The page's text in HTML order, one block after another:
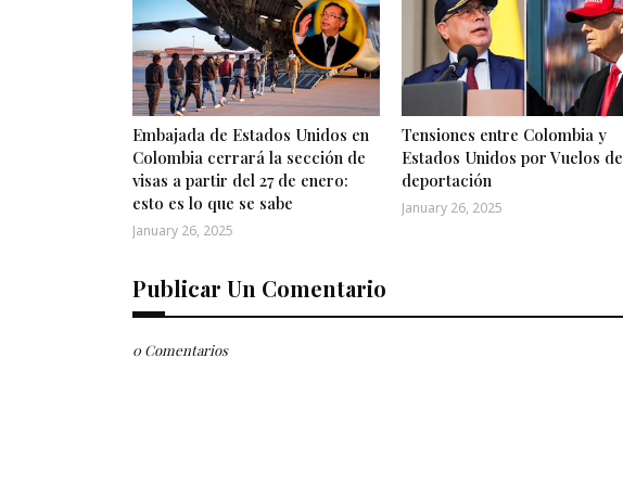
0
s
e
c
n
o
1
m
Embajada de Estados Unidos en
Colombia cerrará la sección de
visas a partir del 27 de enero:
esto es lo que se sabe
January 26, 2025
Tensiones entre Colombia y
Estados Unidos por Vuelos de
deportación
January 26, 2025
Publicar Un Comentario
0 Comentarios